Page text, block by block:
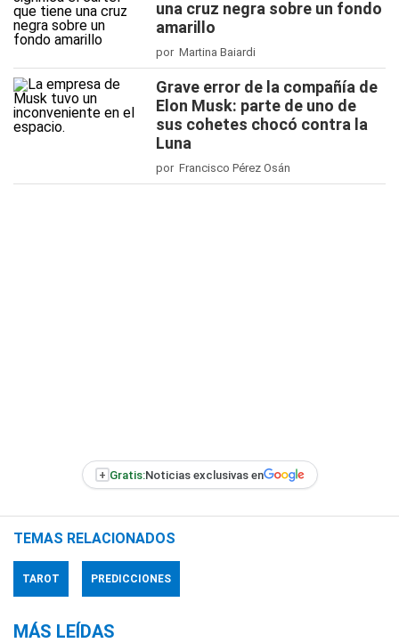
una cruz negra sobre un fondo
amarillo
por Martina Baiardi
Grave error de la compañía de
Elon Musk: parte de uno de
sus cohetes chocó contra la
Luna
por Francisco Pérez Osán
+ Gratis:Noticias exclusivas en
TEMAS RELACIONADOS
TAROT PREDICCIONES
MÁS LEÍDAS